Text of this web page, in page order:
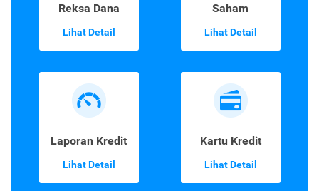
Reksa Dana
Lihat Detail
Saham
Lihat Detail
Laporan Kredit
Lihat Detail
Kartu Kredit
Lihat Detail